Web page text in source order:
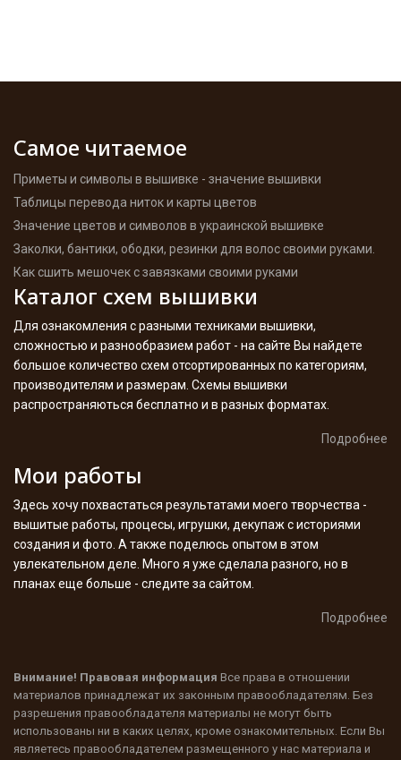
Самое читаемое
Приметы и символы в вышивке - значение вышивки
Таблицы перевода ниток и карты цветов
Значение цветов и символов в украинской вышивке
Заколки, бантики, ободки, резинки для волос своими руками.
Как сшить мешочек с завязками своими руками
Каталог схем вышивки
Для ознакомления с разными техниками вышивки,
сложностью и разнообразием работ - на сайте Вы найдете
большое количество схем отсортированных по категориям,
производителям и размерам. Схемы вышивки
распространяються бесплатно и в разных форматах.
Подробнее
Мои работы
Здесь хочу похвастаться результатами моего творчества -
вышитые работы, процесы, игрушки, декупаж с историями
создания и фото. А также поделюсь опытом в этом
увлекательном деле. Много я уже сделала разного, но в
планах еще больше - следите за сайтом.
Подробнее
Внимание! Правовая информация Все права в отношении
материалов принадлежат их законным правообладателям. Без
разрешения правообладателя материалы не могут быть
использованы ни в каких целях, кроме ознакомительных. Если Вы
являетесь правообладателем размещенного у нас материала и